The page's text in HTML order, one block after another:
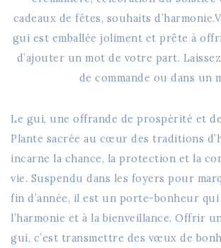
cadeaux de fêtes, souhaits
gui est emballée joliment et prête à
d’ajouter un mot de votre part.
de commande ou dans un
Le gui, une offrande de prospérité et
Plante sacrée au cœur des traditions
incarne la chance, la protection et la
vie. Suspendu dans les foyers pour
fin d’année, il est un porte-bonheur
l’harmonie et à la bienveillance. Offrir
gui, c’est transmettre des vœux de